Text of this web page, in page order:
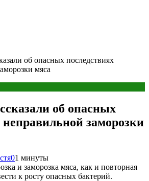
об опасных последствиях
мяса
об опасных
неправильной заморозки
01 минуты
и заморозка мяса, как и повторная
к росту опасных бактерий.